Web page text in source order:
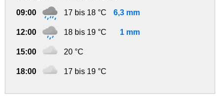
09:00 17 bis 18 °C 6,3 mm
12:00 18 bis 19 °C 1 mm
15:00 20 °C
18:00 17 bis 19 °C